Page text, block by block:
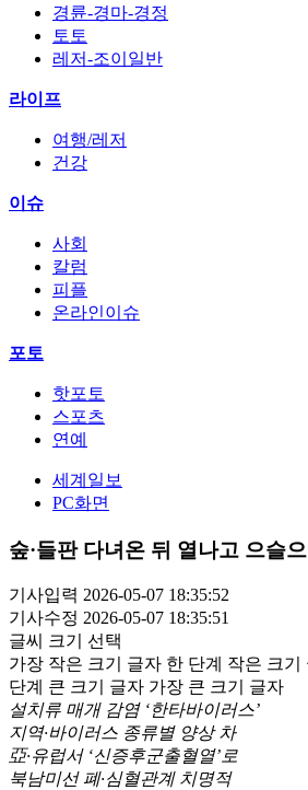
경륜-경마-경정
토토
레저-조이일반
라이프
여행/레저
건강
이슈
사회
칼럼
피플
온라인이슈
포토
핫포토
스포츠
연예
세계일보
PC화면
숲·들판 다녀온 뒤 열나고 으슬
기사입력 2026-05-07 18:35:52
기사수정 2026-05-07 18:35:51
글씨 크기 선택
가장 작은 크기 글자 한 단계 작은 크기
단계 큰 크기 글자 가장 큰 크기 글자
설치류 매개 감염 ‘한타바이러스’
지역·바이러스 종류별 양상 차
亞·유럽서 ‘신증후군출혈열’로
북남미선 폐·심혈관계 치명적